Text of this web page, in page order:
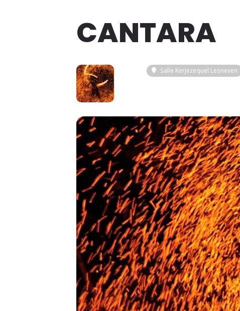
CANTARA
Salle KerJezequel Lesneven